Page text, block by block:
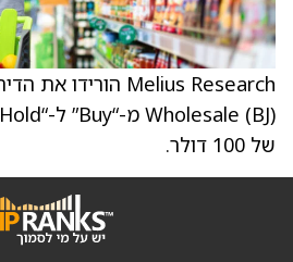
של 100 דולר.